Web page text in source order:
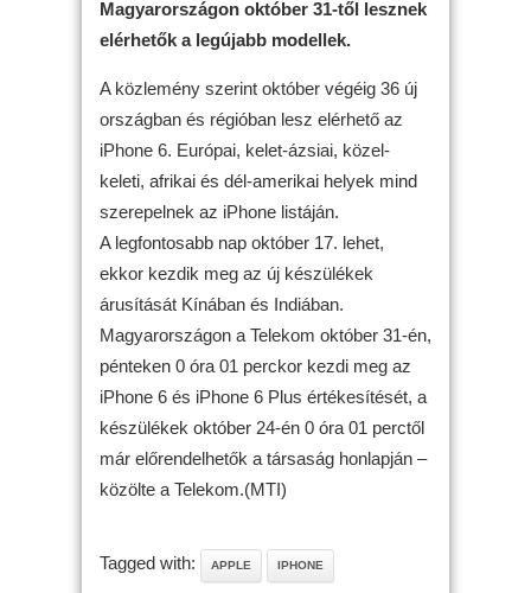
Magyarországon október 31-től lesznek
elérhetők a legújabb modellek.
A közlemény szerint október végéig 36 új
országban és régióban lesz elérhető az
iPhone 6. Európai, kelet-ázsiai, közel-
keleti, afrikai és dél-amerikai helyek mind
szerepelnek az iPhone listáján.
A legfontosabb nap október 17. lehet,
ekkor kezdik meg az új készülékek
árusítását Kínában és Indiában.
Magyarországon a Telekom október 31-én,
pénteken 0 óra 01 perckor kezdi meg az
iPhone 6 és iPhone 6 Plus értékesítését, a
készülékek október 24-én 0 óra 01 perctől
már előrendelhetők a társaság honlapján –
közölte a Telekom.(MTI)
Tagged with: APPLE IPHONE